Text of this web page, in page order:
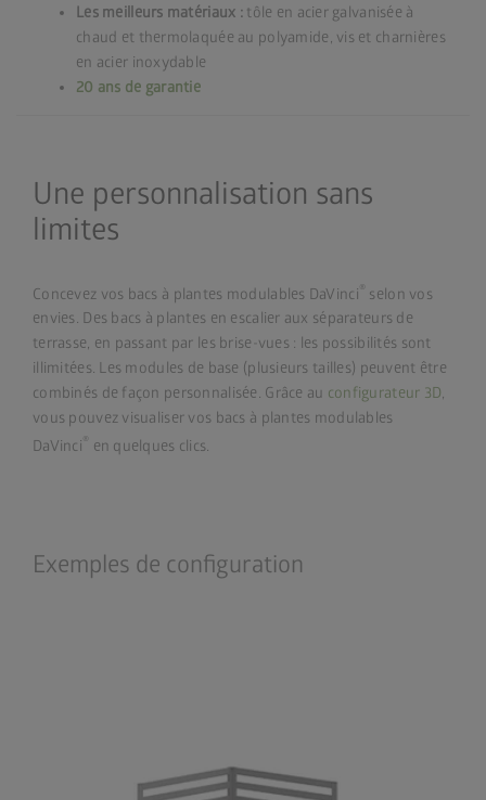
Les meilleurs matériaux : tôle en acier galvanisée à
chaud et thermolaquée au polyamide, vis et charnières
en acier inoxydable
20 ans de garantie
Une personnalisation sans
limites
Concevez vos bacs à plantes modulables DaVinci ® selon vos
envies. Des bacs à plantes en escalier aux séparateurs de
terrasse, en passant par les brise-vues : les possibilités sont
illimitées. Les modules de base (plusieurs tailles) peuvent être
combinés de façon personnalisée. Grâce au configurateur 3D,
vous pouvez visualiser vos bacs à plantes modulables
DaVinci ® en quelques clics.
Exemples de configuration